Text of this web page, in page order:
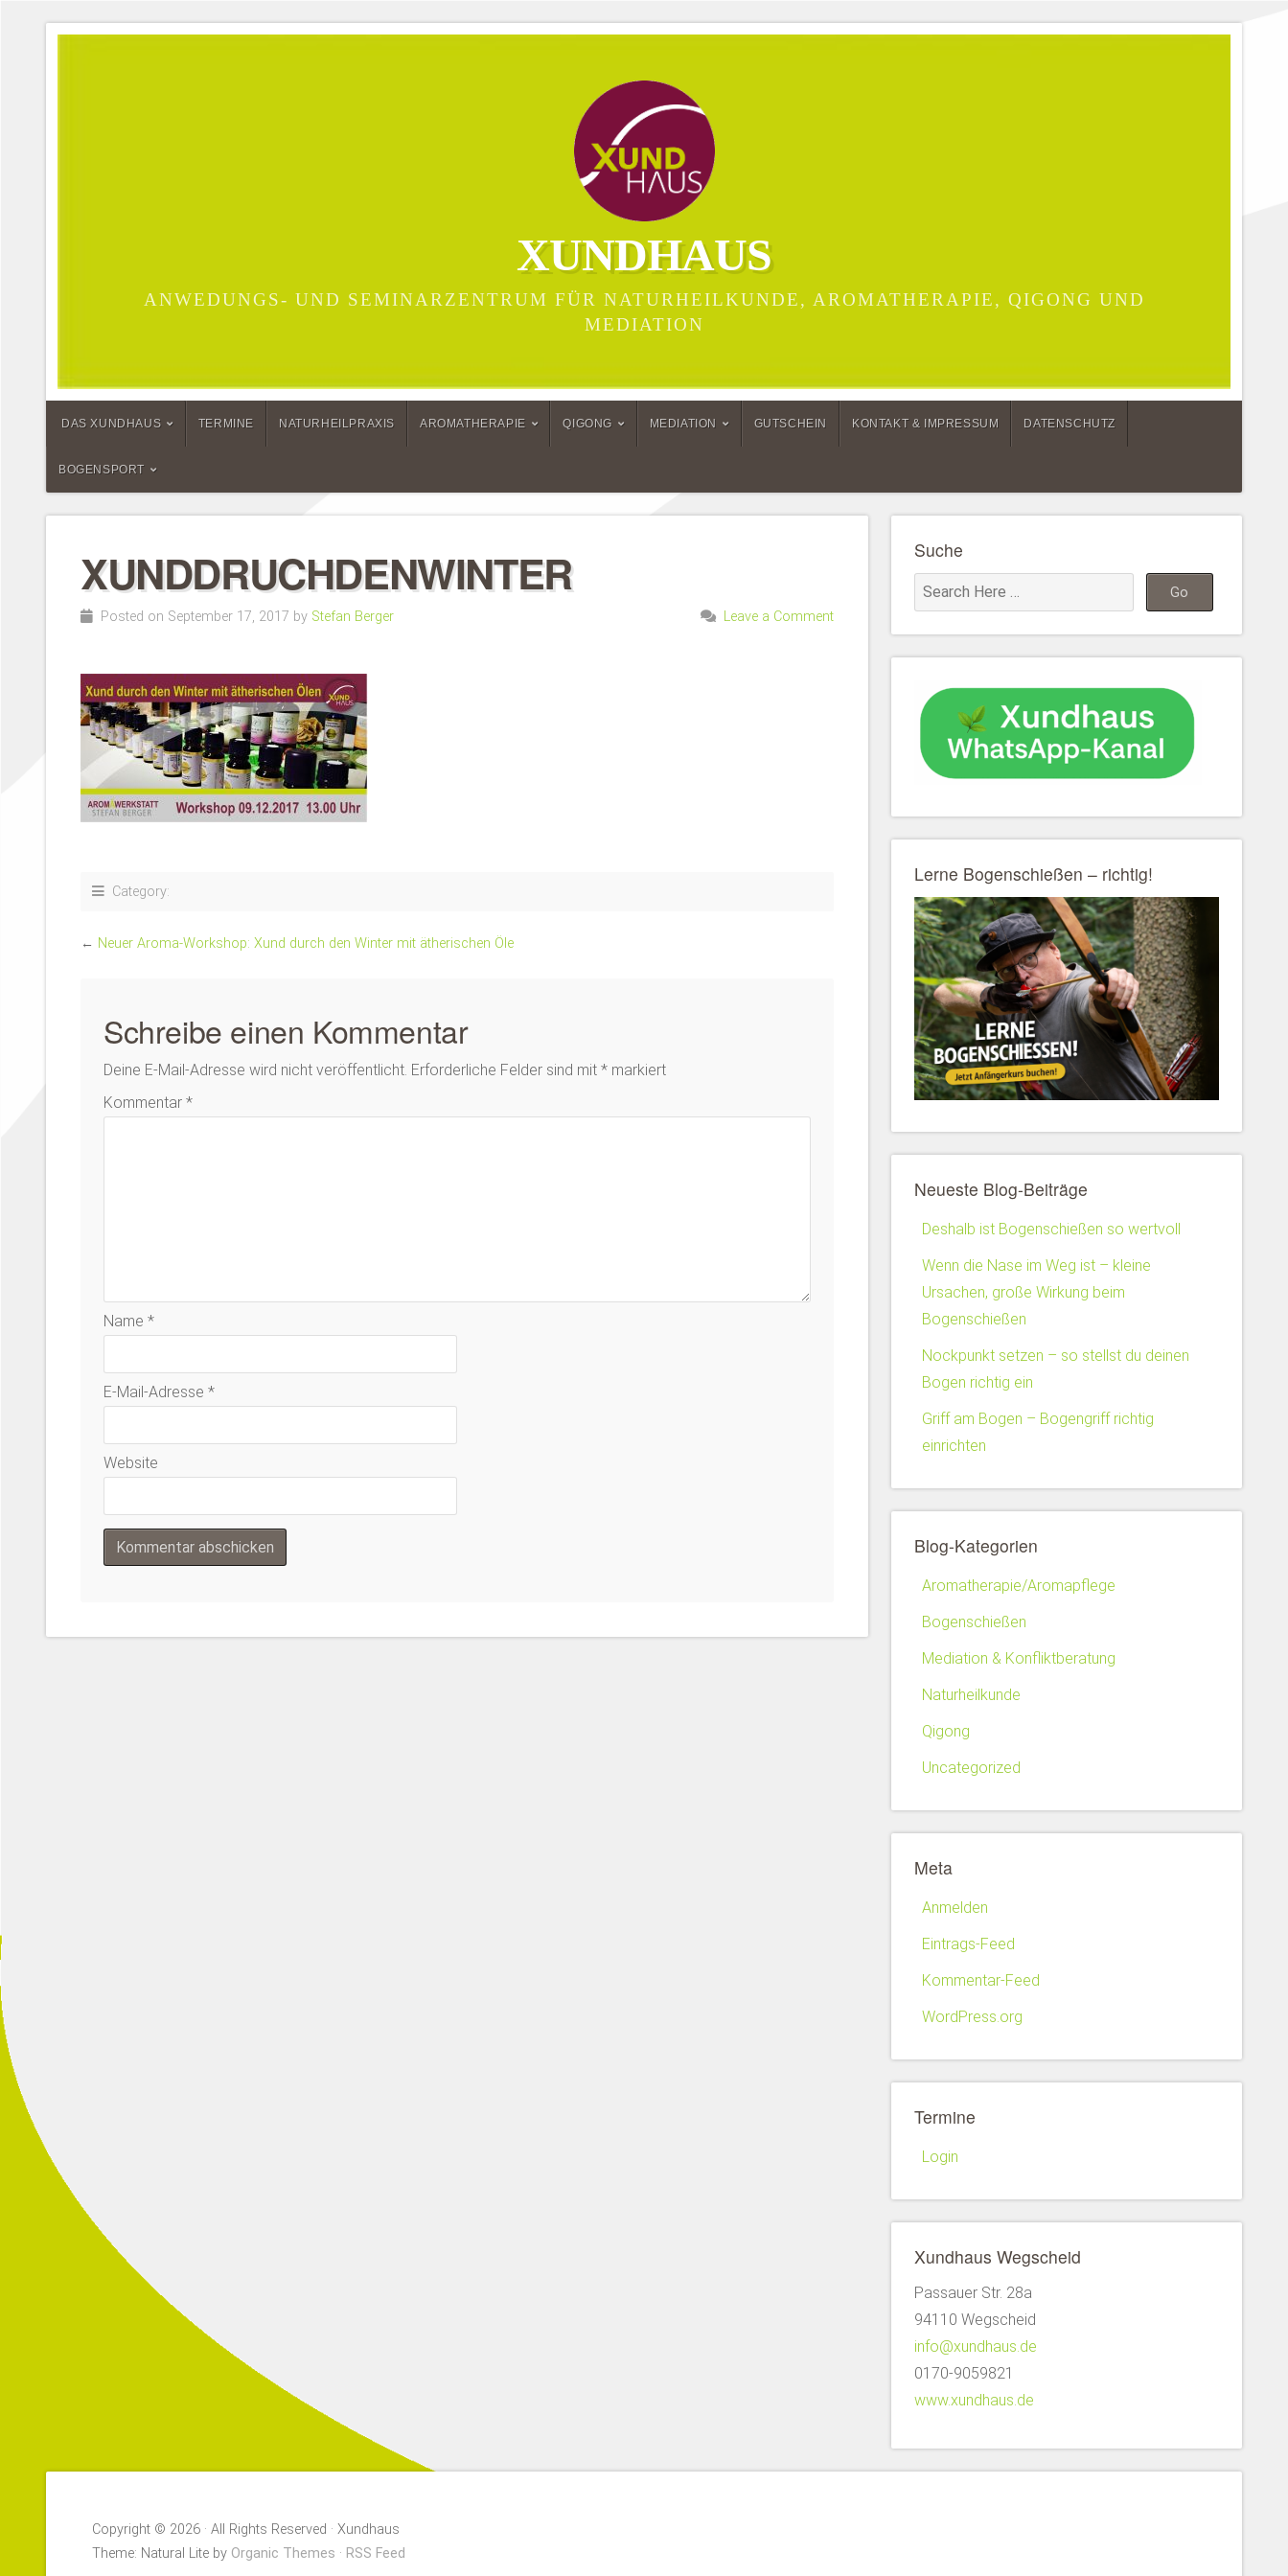
XUNDHAUS
ANWEDUNGS- UND SEMINARZENTRUM FÜR NATURHEILKUNDE, AROMATHERAPIE, QIGONG UND
MEDIATION
DAS XUNDHAUS TERMINE NATURHEILPRAXIS AROMATHERAPIE QIGONG MEDIATION GUTSCHEIN KONTAKT & IMPRESSUM DATENSCHUTZ
BOGENSPORT
XUNDDRUCHDENWINTER
Posted on September 17, 2017 by Stefan Berger Leave a Comment
Category:
← Neuer Aroma-Workshop: Xund durch den Winter mit ätherischen Öle
Schreibe einen Kommentar
Deine E-Mail-Adresse wird nicht veröffentlicht. Erforderliche Felder sind mit * markiert
Kommentar *
Name *
E-Mail-Adresse *
Website
Suche
Lerne Bogenschießen – richtig!
Neueste Blog-Beiträge
Deshalb ist Bogenschießen so wertvoll
Wenn die Nase im Weg ist – kleine
Ursachen, große Wirkung beim
Bogenschießen
Nockpunkt setzen – so stellst du deinen
Bogen richtig ein
Griff am Bogen – Bogengriff richtig
einrichten
Blog-Kategorien
Aromatherapie/Aromapflege
Bogenschießen
Mediation & Konfliktberatung
Naturheilkunde
Qigong
Uncategorized
Meta
Anmelden
Eintrags-Feed
Kommentar-Feed
WordPress.org
Termine
Login
Xundhaus Wegscheid
Passauer Str. 28a
94110 Wegscheid
info@xundhaus.de
0170-9059821
www.xundhaus.de
Copyright © 2026 · All Rights Reserved · Xundhaus
Theme: Natural Lite by Organic Themes · RSS Feed